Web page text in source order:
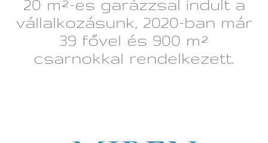
20 m²-es garázzsal indult a
vállalkozásunk, 2020-ban már
39 fővel és 900 m²
csarnokkal rendelkezett.